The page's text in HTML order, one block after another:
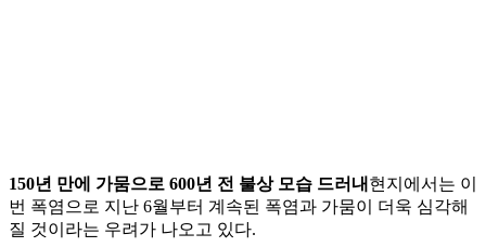
150년 만에 가뭄으로 600년 전 불상 모습 드러내 현지에서는 이
번 폭염으로 지난 6월부터 계속된 폭염과 가뭄이 더욱 심각해
질 것이라는 우려가 나오고 있다.